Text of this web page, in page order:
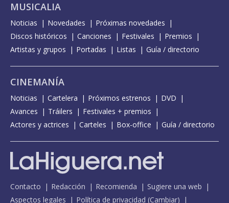
MUSICALIA
Noticias Novedades
Próximas novedades
Discos históricos
Canciones Festivales
Premios
Artistas y grupos
Portadas Listas Guía / directorio
CINEMANÍA
Noticias Cartelera Próximos estrenos
DVD
Avances
Tráilers
Festivales + premios
Actores y actrices
Carteles Box-office Guía / directorio
Contacto Redacción Recomienda
Sugiere una web
Aspectos legales
Política de privacidad (Cambiar)